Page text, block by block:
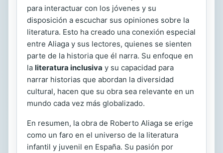
para interactuar con los jóvenes y su
disposición a escuchar sus opiniones sobre la
literatura. Esto ha creado una conexión especial
entre Aliaga y sus lectores, quienes se sienten
parte de la historia que él narra. Su enfoque en
la literatura inclusiva y su capacidad para
narrar historias que abordan la diversidad
cultural, hacen que su obra sea relevante en un
mundo cada vez más globalizado.
En resumen, la obra de Roberto Aliaga se erige
como un faro en el universo de la literatura
infantil y juvenil en España. Su pasión por